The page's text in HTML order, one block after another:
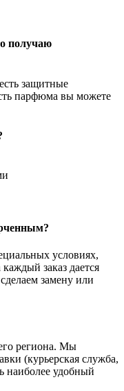
получаю
защитные
парфюма вы можете
условиях,
заказ дается
замену или
региона. Мы
(курьерская служба,
удобный